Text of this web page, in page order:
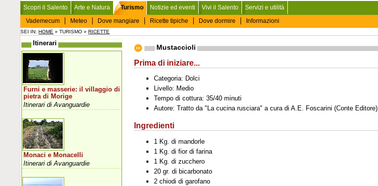
Scopri il Salento Arte e Natura
Turismo
Vademecum
Meteo Dove mangiare Ricette tipiche Dove dormire Informazioni
Notizie ed eventi Vivi il Salento Servizi e utilità
SEI IN:HOME » TURISMO »RICETTE
Mustaccioli
Prima di iniziare...
Categoria: Dolci
Livello: Medio
Tempo di cottura: 35/40 minuti
Autore: Tratto da "La cucina rusciara" a cura di A.E. Foscarini (Conte Editore)
Ingredienti
1 Kg. di mandorle
1 Kg. di fior di farina
1 Kg. di zucchero
20 gr. di bicarbonato
2 chiodi di garofano
Itinerari
Furni e masserie: il villaggio di
pietra di Morige
Itinerari di Avanguardie
Monaci e Monacelli
Itinerari di Avanguardie